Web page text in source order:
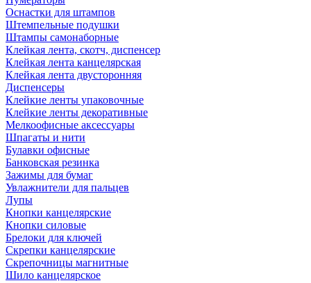
Оснастки для штампов
Штемпельные подушки
Штампы самонаборные
Клейкая лента, скотч, диспенсер
Клейкая лента канцелярская
Клейкая лента двусторонняя
Диспенсеры
Клейкие ленты упаковочные
Клейкие ленты декоративные
Мелкоофисные аксессуары
Шпагаты и нити
Булавки офисные
Банковская резинка
Зажимы для бумаг
Увлажнители для пальцев
Лупы
Кнопки канцелярские
Кнопки силовые
Брелоки для ключей
Скрепки канцелярские
Скрепочницы магнитные
Шило канцелярское